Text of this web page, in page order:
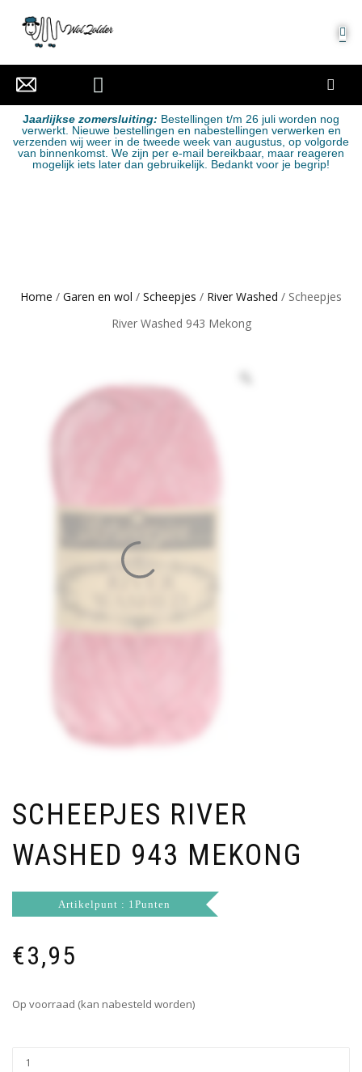
Jaarlijkse zomersluiting: Bestellingen t/m 26 juli worden nog
verwerkt. Nieuwe bestellingen en nabestellingen verwerken en
verzenden wij weer in de tweede week van augustus, op volgorde
van binnenkomst. We zijn per e-mail bereikbaar, maar reageren
mogelijk iets later dan gebruikelijk. Bedankt voor je begrip!
Home / Garen en wol / Scheepjes / River Washed / Scheepjes
River Washed 943 Mekong
SCHEEPJES RIVER
WASHED 943 MEKONG
Artikelpunt : 1Punten
€3,95
Op voorraad (kan nabesteld worden)